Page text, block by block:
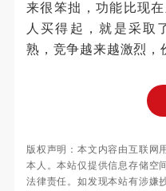
来很笨拙，功能比现
人买得起，就是采取
熟，竞争越来越激烈，
版权声明：本文内容由互联网
本人。本站仅提供信息存储空
法律责任。如发现本站有涉嫌